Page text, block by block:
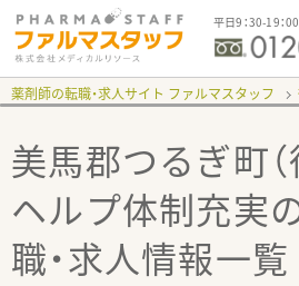
平日9：30-19：
薬剤師の転職・求人サイト ファルマスタッフ
美馬郡つるぎ町（
ヘルプ体制充実
職・求人情報一覧